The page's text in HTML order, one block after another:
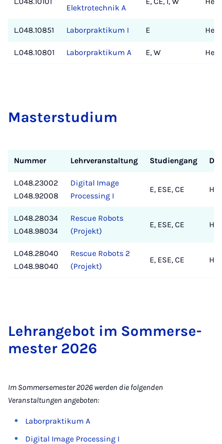
Elektrotechnik A
L.048.10851 Laborpraktikum I E
L.048.10801 Laborpraktikum A E, W
Mas­ter­stu­di­um
Nummer Lehrveranstaltung Studiengang
L.048.23002
L.048.92008
Digital Image
Processing I
E, ESE, CE
L.048.28034
L.048.98034
Rescue Robots
(Projekt)
E, ESE, CE
L.048.28040
L.048.98040
Rescue Robots 2
(Projekt)
E, ESE, CE
Lehr­an­ge­bot im Som­mer­se­
mes­ter 2026
Im Sommersemester 2026 werden die folgenden
Veranstaltungen angeboten:
Laborpraktikum A
Digital Image Processing I